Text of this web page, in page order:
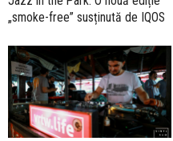
„smoke-free” susținută de IQOS